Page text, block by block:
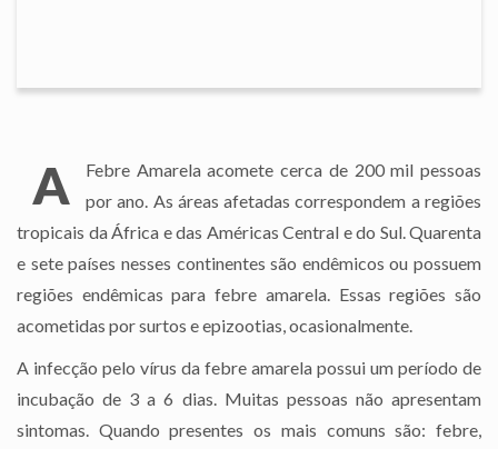
A
Febre Amarela acomete cerca de 200 mil pessoas
por ano. As áreas afetadas correspondem a regiões
tropicais da África e das Américas Central e do Sul. Quarenta
e sete países nesses continentes são endêmicos ou possuem
regiões endêmicas para febre amarela. Essas regiões são
acometidas por surtos e epizootias, ocasionalmente.
A infecção pelo vírus da febre amarela possui um período de
incubação de 3 a 6 dias. Muitas pessoas não apresentam
sintomas. Quando presentes os mais comuns são: febre,